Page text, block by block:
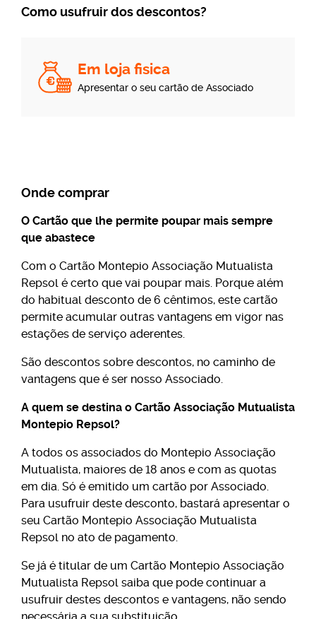
Como usufruir dos descontos?
Em loja fisica
Apresentar o seu cartão de Associado
Onde comprar
O Cartão que lhe permite poupar mais sempre
que abastece
Com o Cartão Montepio Associação Mutualista
Repsol é certo que vai poupar mais. Porque além
do habitual desconto de 6 cêntimos, este cartão
permite acumular outras vantagens em vigor nas
estações de serviço aderentes.
São descontos sobre descontos, no caminho de
vantagens que é ser nosso Associado.
A quem se destina o Cartão Associação Mutualista
Montepio Repsol?
A todos os associados do Montepio Associação
Mutualista, maiores de 18 anos e com as quotas
em dia. Só é emitido um cartão por Associado.
Para usufruir deste desconto, bastará apresentar o
seu Cartão Montepio Associação Mutualista
Repsol no ato de pagamento.
Se já é titular de um Cartão Montepio Associação
Mutualista Repsol saiba que pode continuar a
usufruir destes descontos e vantagens, não sendo
necessária a sua substituição.